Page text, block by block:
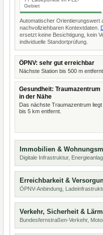
Gebiet
Automatischer Orientierungswert
nachvollziehbaren Kontextdaten.
ersetzt keine Besichtigung, kein
individuelle Standortprüfung.
ÖPNV: sehr gut erreichbar
Nächste Station bis 500 m entfernt.
Gesundheit: Traumazentrum
in der Nähe
Das nächste Traumazentrum liegt
bis 5 km entfernt.
Immobilien &
Digitale Infrastruktur,
Erreichbarkeit &
ÖPNV-Anbindung,
Verkehr, Sicherheit & Lärm
Bundesfernstraßen-Verkehr,